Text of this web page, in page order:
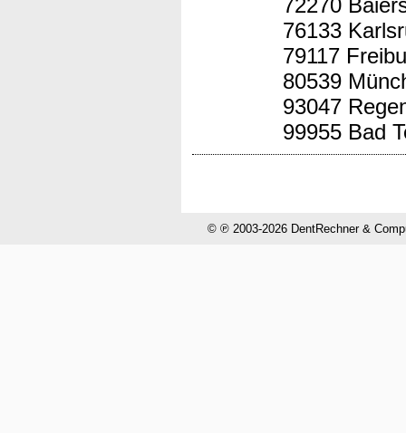
72270
76133
79117
80539
93047
99955 Bad
© ℗ 2003-2026 DentRechner &